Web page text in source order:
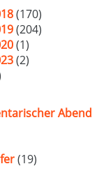
(170)
(204)
(1)
(2)
Abend
(19)